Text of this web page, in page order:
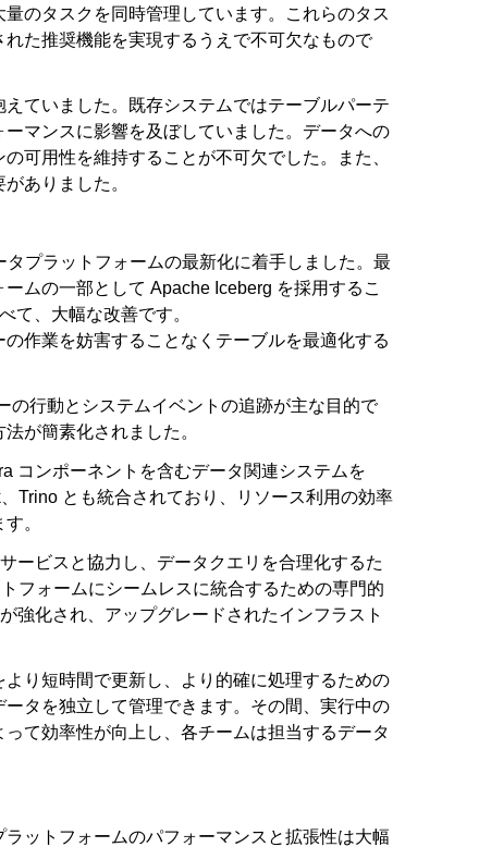
のタスクを同時管理しています。これらのタス
た推奨機能を実現するうえで不可欠なもので
ていました。既存システムではテーブルパーテ
マンスに影響を及ぼしていました。データへの
可用性を維持することが不可欠でした。また、
ありました。
プラットフォームの最新化に着手しました。最
ムの一部として Apache Iceberg を採用するこ
て、大幅な改善です。
作業を妨害することなくテーブルを最適化する
の行動とシステムイベントの追跡が主な目的で
が簡素化されました。
コンポーネントを含むデータ関連システムを
Trino とも統合されており、リソース利用の効率
。
ービスと協力し、データクエリを合理化するた
フォームにシームレスに統合するための専門的
強化され、アップグレードされたインフラスト
り短時間で更新し、より的確に処理するための
タを独立して管理できます。その間、実行中の
て効率性が向上し、各チームは担当するデータ
ットフォームのパフォーマンスと拡張性は大幅